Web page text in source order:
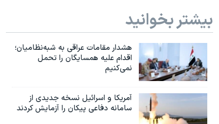
بیشتر بخوانید
هشدار مقامات عراقی به شبه‌نظامیان؛
اقدام علیه همسایگان را تحمل
نمی‌کنیم
آمریکا و اسرائیل نسخه جدیدی از
سامانه دفاعی پیکان را آزمایش کردند